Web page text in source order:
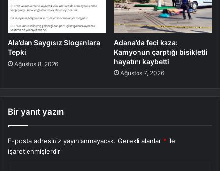
Ala’dan Saygısız Sloganlara
Tepki
Ağustos 8, 2026
Adana’da feci kaza:
Kamyonun çarptığı bisikletli
hayatını kaybetti
Ağustos 7, 2026
Bir yanıt yazın
E-posta adresiniz yayınlanmayacak. Gerekli alanlar * ile
işaretlenmişlerdir